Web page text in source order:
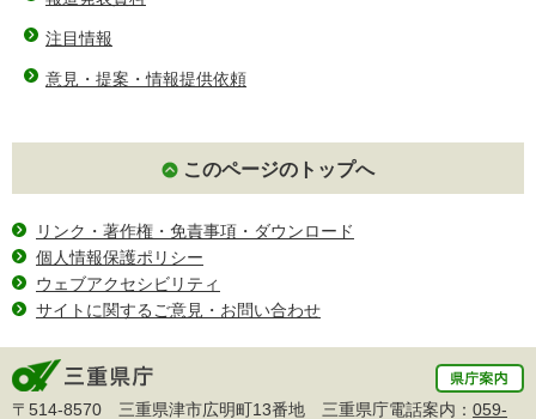
注目情報
意見・提案・情報提供依頼
このページのトップへ
リンク・著作権・免責事項・ダウンロード
個人情報保護ポリシー
ウェブアクセシビリティ
サイトに関するご意見・お問い合わせ
〒514-8570 三重県津市広明町13番地 三重県庁電話案内： 059-